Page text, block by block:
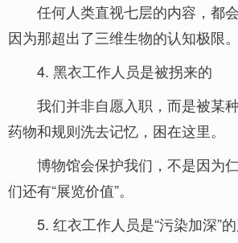
任何人类直视七层的内容，都
因为那超出了三维生物的认知极限。
4. 黑衣工作人员是被拐来的
我们并非自愿入职，而是被某
药物和规则洗去记忆，困在这里。
博物馆会保护我们，不是因为
们还有“展览价值”。
5. 红衣工作人员是“污染加深”